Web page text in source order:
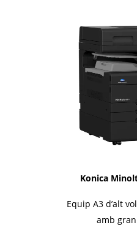
Konica
Equip A3 d’alt
amb